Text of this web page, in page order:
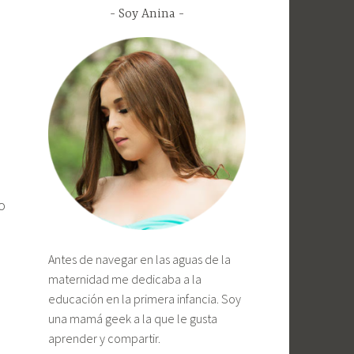
Soy Anina
Antes de navegar en las aguas de la
maternidad me dedicaba a la
educación en la primera infancia. Soy
una mamá geek a la que le gusta
aprender y compartir.